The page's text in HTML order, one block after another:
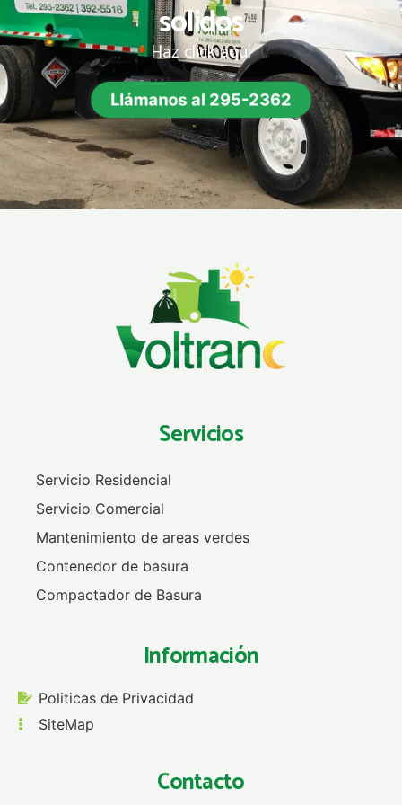
solidos
Haz click aquí
Llámanos al 295-2362
Servicios
Servicio Residencial
Servicio Comercial
Mantenimiento de areas verdes
Contenedor de basura
Compactador de Basura
Información
Politicas de Privacidad
SiteMap
Contacto